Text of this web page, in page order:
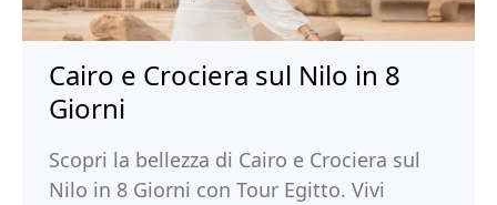
Cairo e Crociera sul Nilo in 8
Giorni
Scopri la bellezza di Cairo e Crociera sul
Nilo in 8 Giorni con Tour Egitto. Vivi